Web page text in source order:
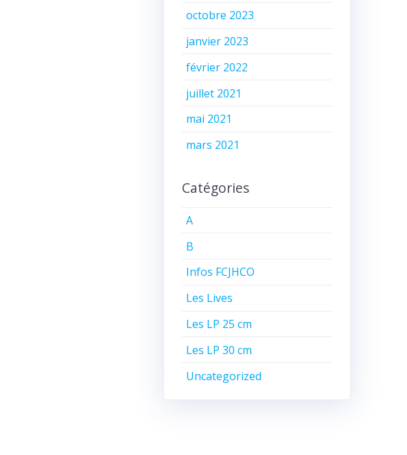
octobre 2023
janvier 2023
février 2022
juillet 2021
mai 2021
mars 2021
Catégories
A
B
Infos FCJHCO
Les Lives
Les LP 25 cm
Les LP 30 cm
Uncategorized